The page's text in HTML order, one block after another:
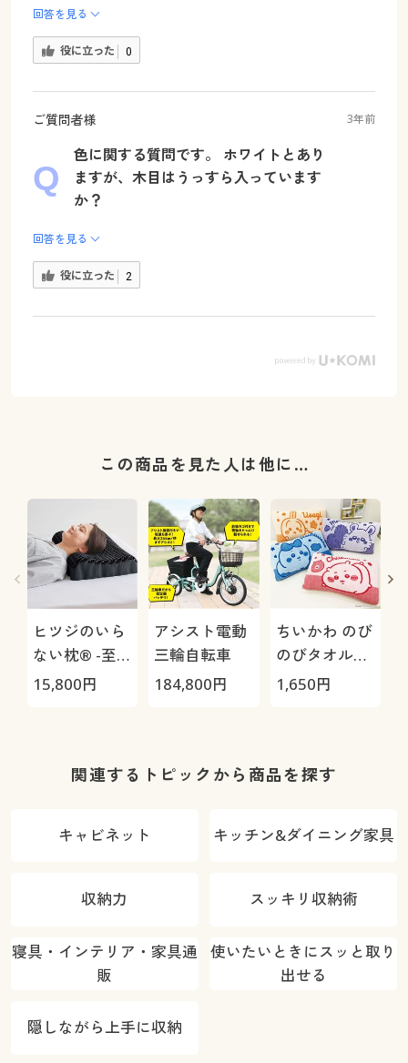
回答を見る
役に立った 0
ご質問者様 3年前
色に関する質問です。 ホワイトとあり
ますが、木目はうっすら入っています
か？
回答を見る
役に立った 2
この商品を見た人は他に…
ヒツジのいら
ない枕® -至
極-
15,800円
アシスト電動
三輪自転車
184,800円
ちいかわ のび
のびタオル地
枕カバー
1,650円
関連するトピックから商品を探す
キャビネット キッチン&ダイニング家具
収納力 スッキリ収納術
寝具・インテリア・家具通
販
使いたいときにスッと取り
出せる
隠しながら上手に収納